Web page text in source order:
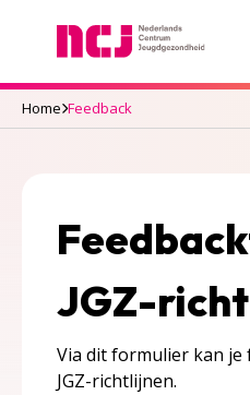
Home Feedback
JGZ-
Via dit formulier kan je
JGZ-richtlijnen.